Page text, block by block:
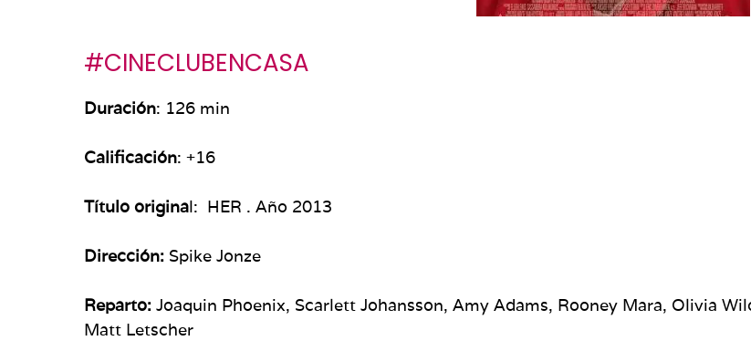
#CINECLUBENCASA
Duración: 126 min
Calificación: +16
Título original: HER . Año 2013
Dirección: Spike Jonze
Reparto: Joaquin Phoenix, Scarlett Johansson, Amy Adams, Rooney Mara, Olivia
Matt Letscher